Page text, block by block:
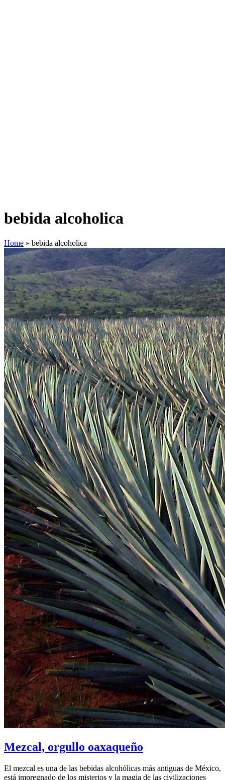
bebida alcoholica
Home » bebida alcoholica
Mezcal, orgullo oaxaqueño
El mezcal es una de las bebidas alcohólicas más antiguas de México,
está impregnado de los misterios y la magia de las civilizaciones